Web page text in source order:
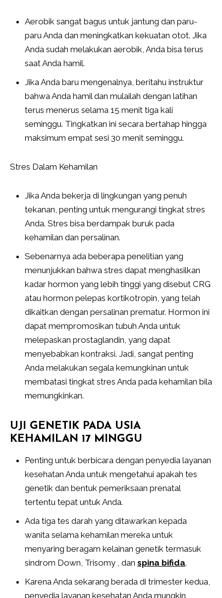
Aerobik sangat bagus untuk jantung dan paru-
paru Anda dan meningkatkan kekuatan otot. Jika
Anda sudah melakukan aerobik, Anda bisa terus
saat Anda hamil.
Jika Anda baru mengenalnya, beritahu instruktur
bahwa Anda hamil dan mulailah dengan latihan
terus menerus selama 15 menit tiga kali
seminggu. Tingkatkan ini secara bertahap hingga
maksimum empat sesi 30 menit seminggu.
Stres Dalam Kehamilan
Jika Anda bekerja di lingkungan yang penuh
tekanan, penting untuk mengurangi tingkat stres
Anda. Stres bisa berdampak buruk pada
kehamilan dan persalinan.
Sebenarnya ada beberapa penelitian yang
menunjukkan bahwa stres dapat menghasilkan
kadar hormon yang lebih tinggi yang disebut CRG
atau hormon pelepas kortikotropin, yang telah
dikaitkan dengan persalinan prematur. Hormon ini
dapat mempromosikan tubuh Anda untuk
melepaskan prostaglandin, yang dapat
menyebabkan kontraksi. Jadi, sangat penting
Anda melakukan segala kemungkinan untuk
membatasi tingkat stres Anda pada kehamilan bila
memungkinkan.
UJI GENETIK PADA USIA
KEHAMILAN 17 MINGGU
Penting untuk berbicara dengan penyedia layanan
kesehatan Anda untuk mengetahui apakah tes
genetik dan bentuk pemeriksaan prenatal
tertentu tepat untuk Anda.
Ada tiga tes darah yang ditawarkan kepada
wanita selama kehamilan mereka untuk
menyaring beragam kelainan genetik termasuk
sindrom Down, Trisomy , dan spina bifida.
Karena Anda sekarang berada di trimester kedua,
penyedia layanan kesehatan Anda mungkin